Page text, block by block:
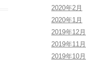
2020年2月
2020年1月
2019年12月
2019年11月
2019年10月